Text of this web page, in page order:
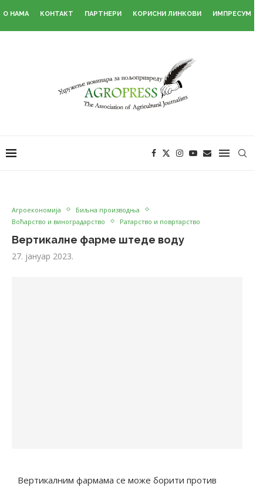
О НАМА КОНТАКТ ПАРТНЕРИ КОРИСНИ ЛИНКОВИ ИМПРЕСУМ
Агроекономија
Биљна производња
Воћарство и виноградарство
Ратарство и повртарство
Вертикалне фарме штеде воду
27. јануар 2023.
Вертикалним фармама се може борити против